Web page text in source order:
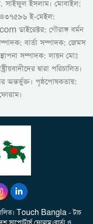
ইসলাম। মোবাইল:
ই-মেইল:
গৌরাঙ্গ বর্মন
বার্তা সম্পাদক: জেমস
সম্পাদক: লায়ন মোঃ
দ্বারা পরিচালিত।
অন্তর্ভুক্ত। পৃষ্ঠপোষকতায়:
পরিচালিত। Touch Bangla - টাচ